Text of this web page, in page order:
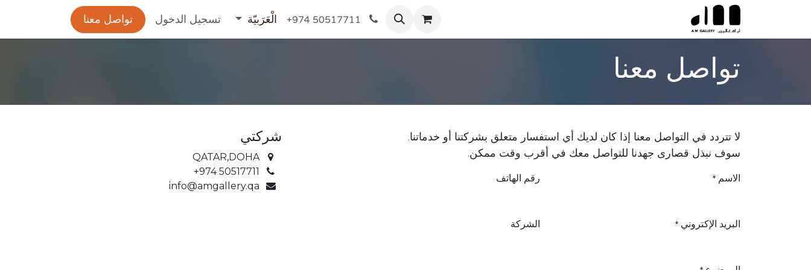
تخطي للذهاب إلى المحتوى
+974 50517711 الْعَرَبيّة تسجيل الدخول تواصل معنا
تواصل معنا
لا تتردد في التواصل معنا إذا كان لديك أي استفسار متعلق بشركتنا أو خدماتنا.
سوف نبذل قصارى جهدنا للتواصل معك في أقرب وقت ممكن.
الاسم * رقم الهاتف
البريد الإكتروني * الشركة
شركتي
QATAR,DOHA
+974 50517711
info@amgallery.qa